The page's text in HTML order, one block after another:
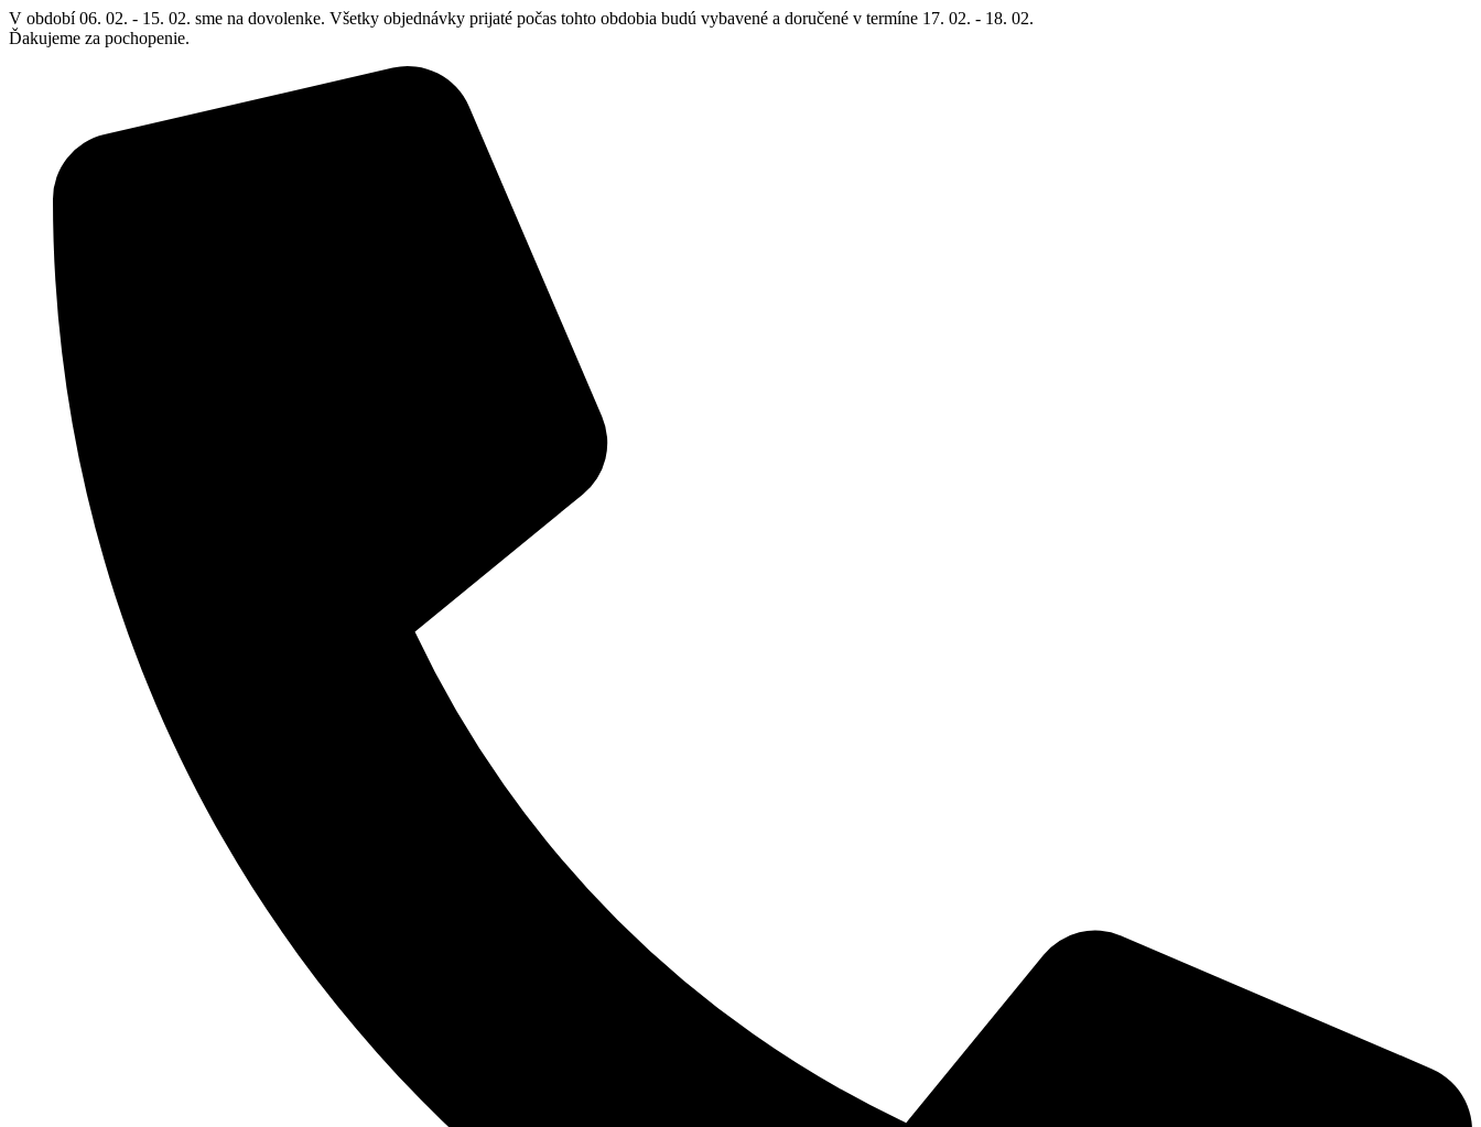
Preskočiť
na
V období 06. 02. - 15. 02. sme na dovolenke. Všetky objednávky prijaté počas tohto obdobia budú vybavené a doručené v termíne 17. 02. - 18. 02.
Ďakujeme za pochopenie.